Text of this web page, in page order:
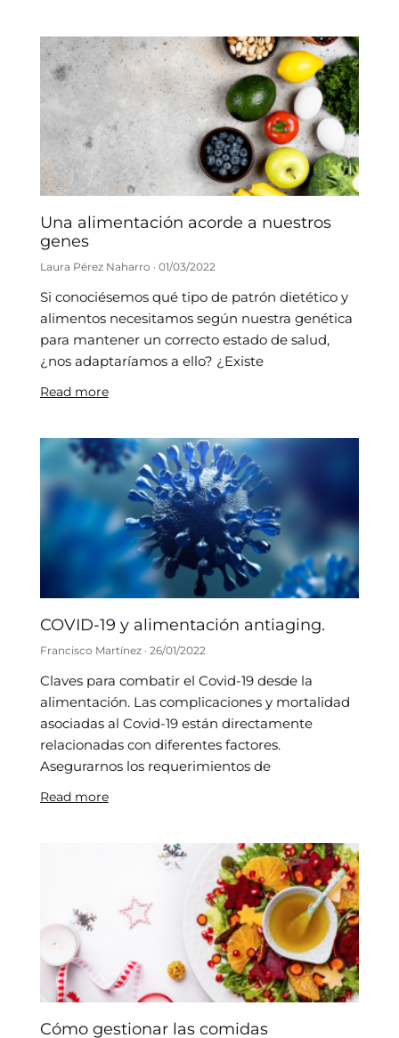
Una alimentación acorde a nuestros
genes
Laura Pérez Naharro 01/03/2022
Si conociésemos qué tipo de patrón dietético y
alimentos necesitamos según nuestra genética
para mantener un correcto estado de salud,
¿nos adaptaríamos a ello? ¿Existe
Read more
COVID-19 y alimentación antiaging.
Francisco Martínez 26/01/2022
Claves para combatir el Covid-19 desde la
alimentación. Las complicaciones y mortalidad
asociadas al Covid-19 están directamente
relacionadas con diferentes factores.
Asegurarnos los requerimientos de
Read more
Cómo gestionar las comidas